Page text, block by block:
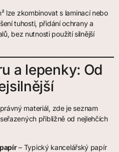
lze zkombinovat s laminací nebo
tuhosti, přidání ochrany a
bez nutnosti použití silnější
a lepenky: Od
materiál, zde je seznam
přibližně od nejlehčích
– Typický kancelářský papír